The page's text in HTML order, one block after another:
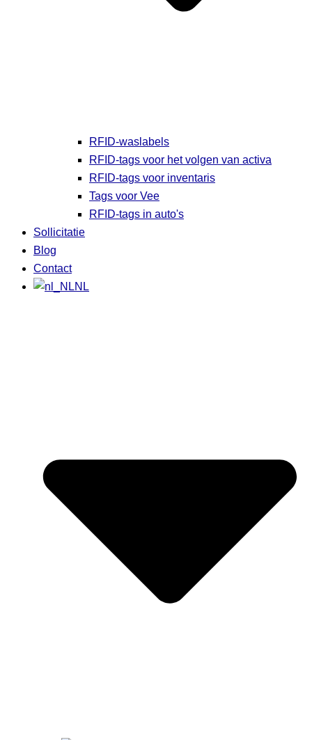
RFID-waslabels
RFID-tags voor het volgen van activa
RFID-tags voor inventaris
Tags voor Vee
RFID-tags in auto's
Sollicitatie
Blog
Contact
NL